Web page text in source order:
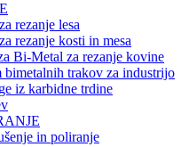
rezanje lesa
rezanje kosti in mesa
Bi-Metal za rezanje kovine
bimetalnih trakov za industrijo
iz karbidne trdine
in poliranje